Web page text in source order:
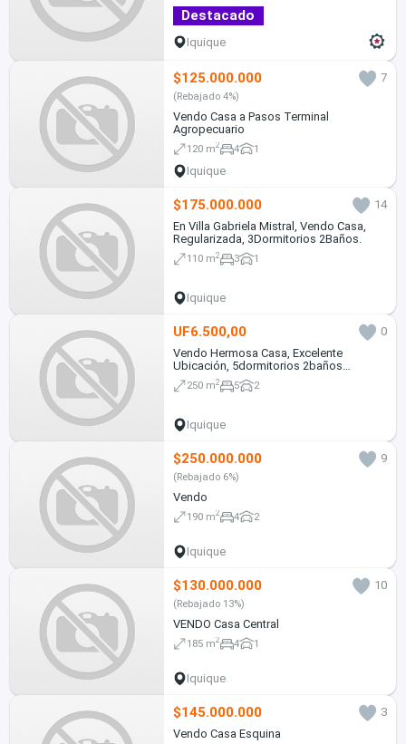
Destacado
Iquique
$125.000.000 7
(Rebajado 4%)
Vendo Casa a Pasos Terminal
Agropecuario
120 m2 4 1
Iquique
$175.000.000
14
En Villa Gabriela Mistral, Vendo Casa,
Regularizada, 3Dormitorios 2Baños.
110 m2 3 1
Iquique
UF6.500,00
0
Vendo Hermosa Casa, Excelente
Ubicación, 5dormitorios 2baños
2Estacionamientos
250 m2 5 2
Iquique
$250.000.000 9
(Rebajado 6%)
Vendo
190 m2 4 2
Iquique
$130.000.000 10
(Rebajado 13%)
VENDO Casa Central
185 m2 4 1
Iquique
$145.000.000
3
Vendo Casa Esquina